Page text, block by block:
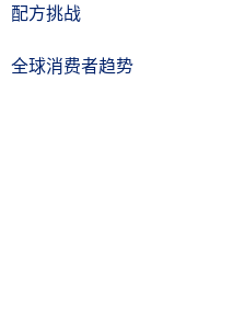
配方挑战
全球消费者趋势